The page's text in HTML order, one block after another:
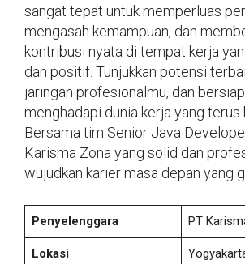
sangat tepat untuk memperluas
mengasah kemampuan, dan
kontribusi nyata di tempat kerja
dan positif. Tunjukkan potensi
jaringan profesionalmu, dan
menghadapi dunia kerja yang terus
Bersama tim Senior Java
Karisma Zona yang solid dan
wujudkan karier masa depan yang
Penyelenggara PT
Lokasi